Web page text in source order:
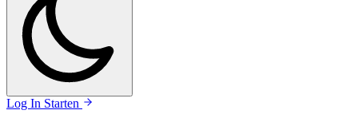
Log In Starten